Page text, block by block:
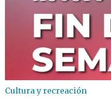
Cultura y recreación